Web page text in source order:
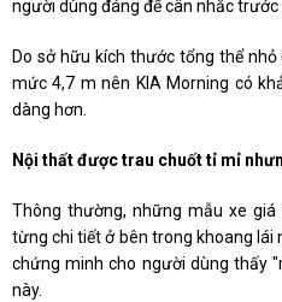
người dùng đáng để cân nhắc trước
Do sở hữu kích thước tổng thể
mức 4,7 m nên KIA Morning có
dàng hơn.
Nội thất được trau chuốt tỉ mỉ
Thông thường, những mẫu xe
từng chi tiết ở bên trong khoang lái
chứng minh cho người dùng thấy
này.